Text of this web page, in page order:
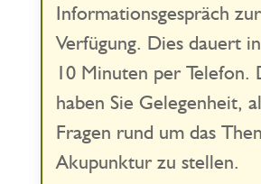
Informationsgespräch zur
Verfügung. Dies dauert
10 Minuten per Telefon.
haben Sie Gelegenheit,
Fragen rund um das
Akupunktur zu stellen.